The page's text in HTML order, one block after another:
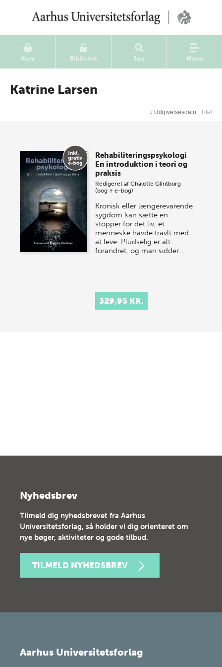
Kurv Bibliotek Søg Menu
Katrine Larsen
↓ Udgivelsesdato Titel
Rehabiliteringspsykologi
En introduktion i teori og
praksis
Redigeret afChalotte Glintborg
(bog + e-bog)
Kronisk eller længerevarende
sygdom kan sætte en
stopper for det liv, et
menneske havde travlt med
at leve. Pludselig er alt
forandret, og man sidder…
329,95 KR.
Nyhedsbrev
Tilmeld dig nyhedsbrevet fra Aarhus
Universitetsforlag, så holder vi dig orienteret om
nye bøger, aktiviteter og gode tilbud.
TILMELD NYHEDSBREV
Aarhus Universitetsforlag